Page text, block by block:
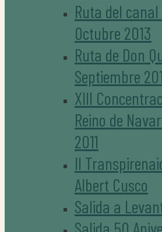
Ruta del
Octubre 2013
Ruta de Don
Septiembre
XIII
Reino de
2011
II
Albert Cusco
Salida a